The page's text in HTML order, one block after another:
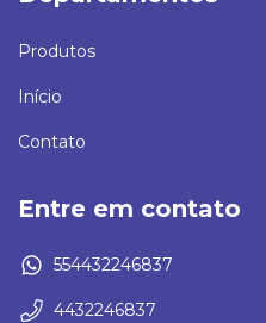
Produtos
Início
Contato
Entre em contato
554432246837
4432246837